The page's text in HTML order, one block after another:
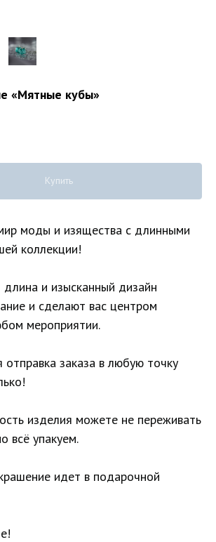
«Мятные кубы»
Купить
моды и изящества с длинными
коллекции!
и изысканный дизайн
и сделают вас центром
мероприятии.
отправка заказа в любую точку
изделия можете не переживать
всё упакуем.
идет в подарочной